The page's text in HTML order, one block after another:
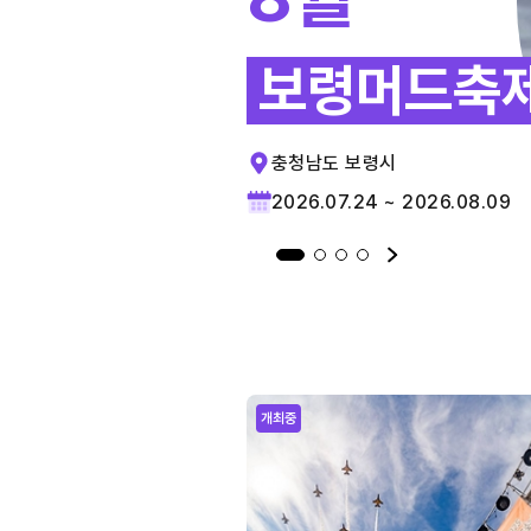
보령머드축
충청남도 보령시
2026.07.24 ~ 2026.08.09
개최중